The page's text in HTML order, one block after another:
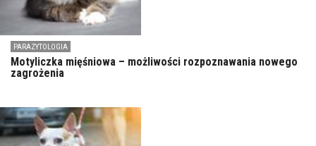
PARAZYTOLOGIA
Motyliczka mięśniowa – możliwości rozpoznawania nowego
zagrożenia